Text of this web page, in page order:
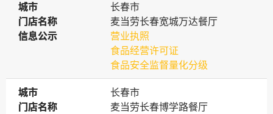
城市
城市
长春市
门店名称
门店名称
麦当劳长春宽城万达餐厅
信息公示
信息公示
营业执照
食品经营许可证
食品安全监督量化分级
城市
城市
长春市
门店名称
门店名称
麦当劳长春博学路餐厅